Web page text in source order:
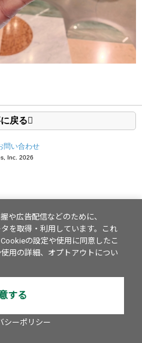
戻る
問い合わせ
Inc. 2026
や広告配信などのために、
を取得・利用しています。これ
の設定や使用に同意したこ
用の詳細、オプトアウトについ
する
シーポリシー